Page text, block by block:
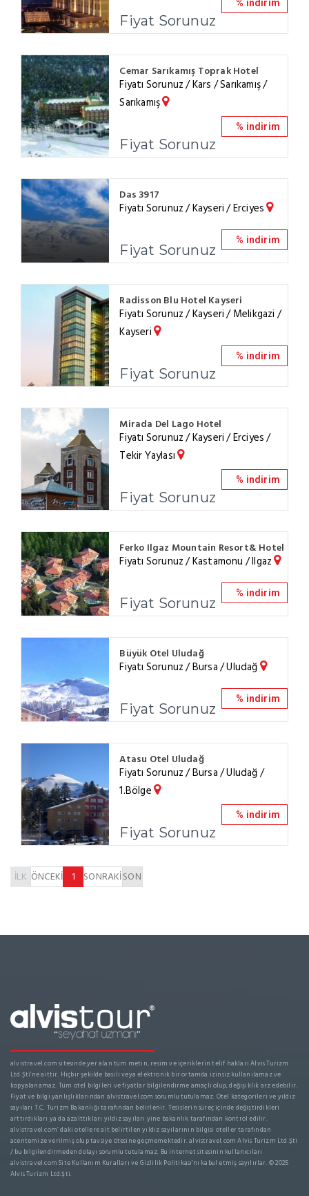
Fiyat Sorunuz
% indirim
Cemar Sarıkamış Toprak Hotel
Fiyatı Sorunuz / Kars / Sarıkamış /
Sarıkamış
Fiyat Sorunuz
% indirim
Das 3917
Fiyatı Sorunuz / Kayseri / Erciyes
Fiyat Sorunuz
% indirim
Radisson Blu Hotel Kayseri
Fiyatı Sorunuz / Kayseri / Melikgazi /
Kayseri
Fiyat Sorunuz
% indirim
Mirada Del Lago Hotel
Fiyatı Sorunuz / Kayseri / Erciyes /
Tekir Yaylası
Fiyat Sorunuz
% indirim
Ferko Ilgaz Mountain Resort& Hotel
Fiyatı Sorunuz / Kastamonu / Ilgaz
Fiyat Sorunuz
% indirim
Büyük Otel Uludağ
Fiyatı Sorunuz / Bursa / Uludağ
Fiyat Sorunuz
% indirim
Atasu Otel Uludağ
Fiyatı Sorunuz / Bursa / Uludağ /
1.Bölge
Fiyat Sorunuz
% indirim
İLK ÖNCEKİ 1 SONRAKİSON
alvistravel.com sitesinde yer alan tüm metin, resim ve içeriklerin telif hakları Alvis Turizm
Ltd.Şti'ne aittir. Hiçbir şekilde basılı veya elektronik bir ortamda izinsiz kullanılamaz ve
kopyalanamaz. Tüm otel bilgileri ve fiyatlar bilgilendirme amaçlı olup, değişiklik arz edebilir.
Fiyat ve bilgi yanlışlıklarından alvistravel.com sorumlu tutulamaz. Otel kategorileri ve yıldız
sayıları T.C. Turizm Bakanlığı tarafından belirlenir. Tesislerin süreç içinde değiştirdikleri
arttırdıkları ya da azalttıkları yıldız sayıları yine bakanlık tarafından kontrol edilir.
alvistravel.com’ daki otellere ait belirtilen yıldız sayılarının bilgisi oteller tarafından
acentemize verilmiş olup tavsiye ötesine geçmemektedir. alvistravel.com Alvis Turizm Ltd.Şti
/ bu bilgilendirmeden dolayı sorumlu tutulamaz. Bu internet sitesinin kullanıcıları
alvistravel.com Site Kullanım Kuralları ve Gizlilik Politikası'nı kabul etmiş sayılırlar. © 2025
Alvis Turizm Ltd.Şti.